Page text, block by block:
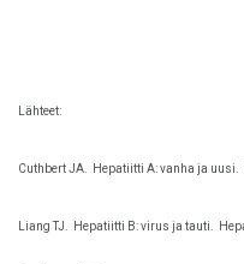
Lähteet:
Cuthbert JA. Hepatiitti A: vanha ja uusi.
Liang TJ. Hepatiitti B: virus ja tauti.